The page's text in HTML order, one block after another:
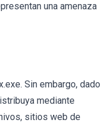
una amenaza
Sin embargo, dado
mediante
sitios web de